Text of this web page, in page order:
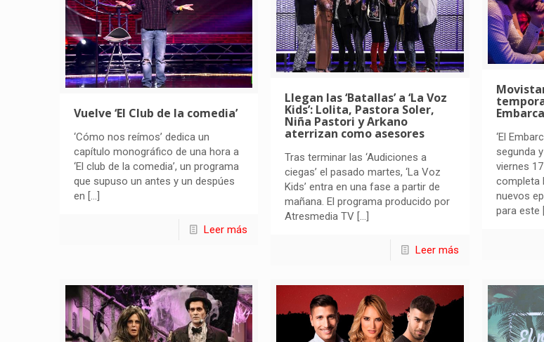
Vuelve ‘El Club de la comedia’
‘Cómo nos reímos’ dedica un
capítulo monográfico de una hora a
‘El club de la comedia’, un programa
que supuso un antes y un despúes
en […]
Leer más
Llegan las ‘Batallas’ a ‘La Voz
Kids’: Lolita, Pastora Soler,
Niña Pastori y Arkano
aterrizan como asesores
Tras terminar las ‘Audiciones a
ciegas’ el pasado martes, ‘La Voz
Kids’ entra en una fase a partir de
mañana. El programa producido por
Atresmedia TV […]
Leer más
‘El
segunda
viernes
completa
nuevos
para este